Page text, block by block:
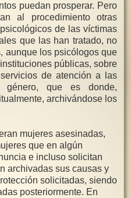
puedan prosperar. Pero
al procedimiento otras
de las víctimas
que las han tratado, no
aunque los psicólogos que
públicas, sobre
de atención a las
que es donde,
archivándose los
mujeres asesinadas,
que en algún
e incluso solicitan
archivadas sus causas y
solicitadas, siendo
posteriormente. En